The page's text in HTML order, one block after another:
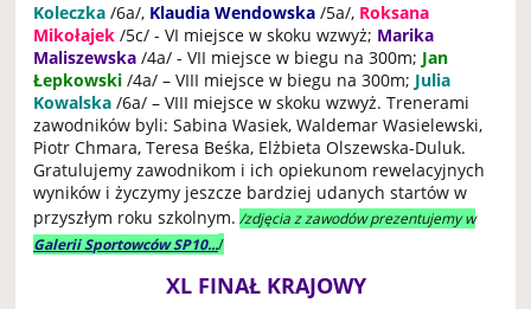
Koleczka /6a/, Klaudia Wendowska /5a/, Roksana
Mikołajek /5c/ - VI miejsce w skoku wzwyż; Marika
Maliszewska /4a/ - VII miejsce w biegu na 300m; Jan
Łepkowski /4a/ – VIII miejsce w biegu na 300m; Julia
Kowalska /6a/ – VIII miejsce w skoku wzwyż. Trenerami
zawodników byli: Sabina Wasiek, Waldemar Wasielewski,
Piotr Chmara, Teresa Beśka, Elżbieta Olszewska-Duluk.
Gratulujemy zawodnikom i ich opiekunom rewelacyjnych
wyników i życzymy jeszcze bardziej udanych startów w
przyszłym roku szkolnym. /zdjęcia z zawodów prezentujemy w
Galerii Sportowców SP10.../
XL FINAŁ KRAJOWY